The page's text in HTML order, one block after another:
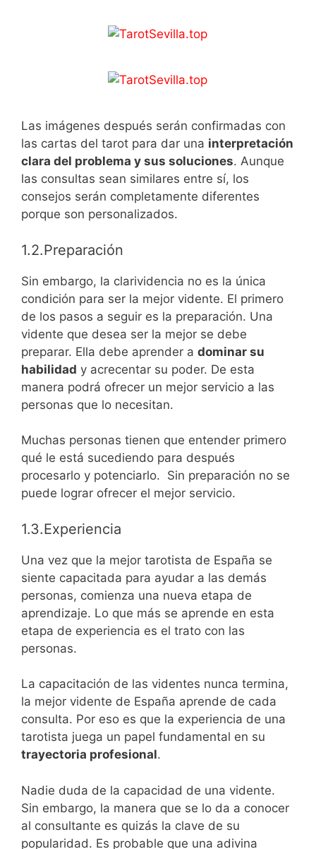
Las imágenes después serán confirmadas con
las cartas del tarot para dar una interpretación
clara del problema y sus soluciones. Aunque
las consultas sean similares entre sí, los
consejos serán completamente diferentes
porque son personalizados.
1.2.Preparación
Sin embargo, la clarividencia no es la única
condición para ser la mejor vidente. El primero
de los pasos a seguir es la preparación. Una
vidente que desea ser la mejor se debe
preparar. Ella debe aprender a dominar su
habilidad y acrecentar su poder. De esta
manera podrá ofrecer un mejor servicio a las
personas que lo necesitan.
Muchas personas tienen que entender primero
qué le está sucediendo para después
procesarlo y potenciarlo. Sin preparación no se
puede lograr ofrecer el mejor servicio.
1.3.Experiencia
Una vez que la mejor tarotista de España se
siente capacitada para ayudar a las demás
personas, comienza una nueva etapa de
aprendizaje. Lo que más se aprende en esta
etapa de experiencia es el trato con las
personas.
La capacitación de las videntes nunca termina,
la mejor vidente de España aprende de cada
consulta. Por eso es que la experiencia de una
tarotista juega un papel fundamental en su
trayectoria profesional.
Nadie duda de la capacidad de una vidente.
Sin embargo, la manera que se lo da a conocer
al consultante es quizás la clave de su
popularidad. Es probable que una adivina